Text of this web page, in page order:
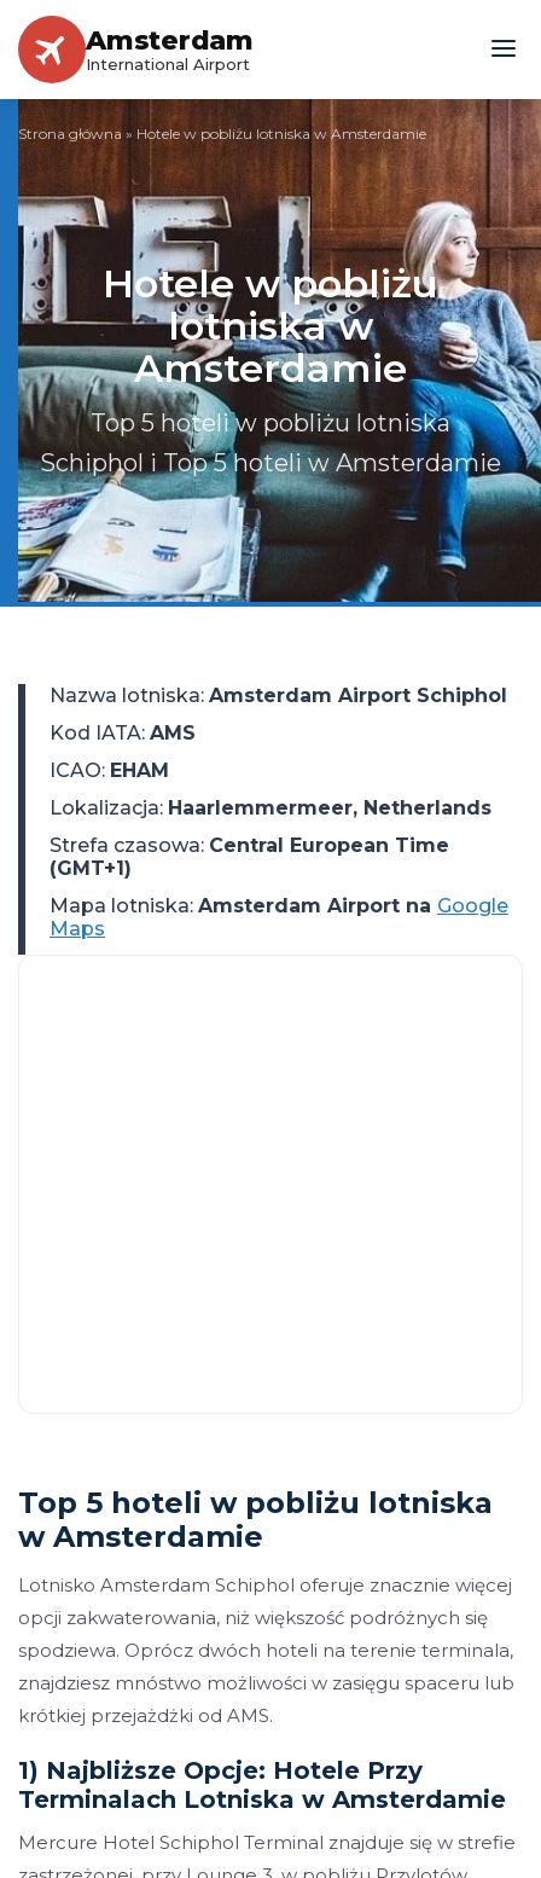
Amsterdam
International Airport
Strona główna » Hotele w pobliżu lotniska w Amsterdamie
Hotele w pobliżu
lotniska w
Amsterdamie
Top 5 hoteli w pobliżu lotniska
Schiphol i Top 5 hoteli w Amsterdamie
Top 5 hoteli w pobliżu lotniska
w Amsterdamie
Lotnisko Amsterdam Schiphol oferuje znacznie więcej
opcji zakwaterowania, niż większość podróżnych się
spodziewa. Oprócz dwóch hoteli na terenie terminala,
znajdziesz mnóstwo możliwości w zasięgu spaceru lub
krótkiej przejażdżki od AMS.
1) Najbliższe Opcje: Hotele Przy
Terminalach Lotniska w Amsterdamie
Mercure Hotel Schiphol Terminal znajduje się w strefie
Nazwa lotniska: Amsterdam Airport Schiphol
Kod IATA: AMS
ICAO: EHAM
Lokalizacja: Haarlemmermeer, Netherlands
Strefa czasowa: Central European Time
(GMT+1)
Mapa lotniska: Amsterdam Airport na Google
Maps